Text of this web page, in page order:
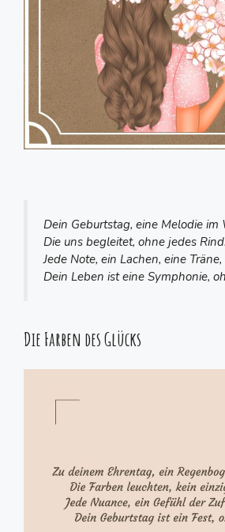
Dein Geburtstag, eine Melodie im
Die uns begleitet, ohne jedes Rind.
Jede Note, ein Lachen, eine Träne,
Dein Leben ist eine Symphonie,
Die Farben des Glücks